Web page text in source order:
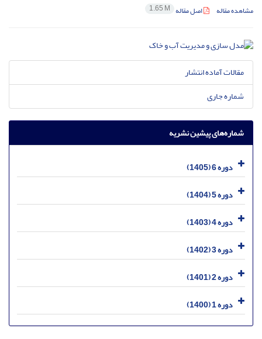
مشاهده مقاله اصل مقاله 1.65 M
مقالات آماده انتشار
شماره جاری
شماره‌های پیشین نشریه
دوره 6 (1405)
دوره 5 (1404)
دوره 4 (1403)
دوره 3 (1402)
دوره 2 (1401)
دوره 1 (1400)